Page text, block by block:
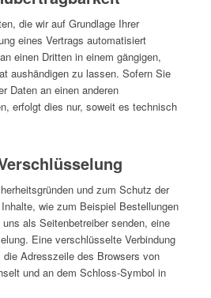
die wir auf Grundlage Ihrer
eines Vertrags automatisiert
einen Dritten in einem gängigen,
aushändigen zu lassen. Sofern Sie
Daten an einen anderen
erfolgt dies nur, soweit es technisch
und zum Schutz der
wie zum Beispiel Bestellungen
als Seitenbetreiber senden, eine
Eine verschlüsselte Verbindung
Adresszeile des Browsers von
und an dem Schloss-Symbol in